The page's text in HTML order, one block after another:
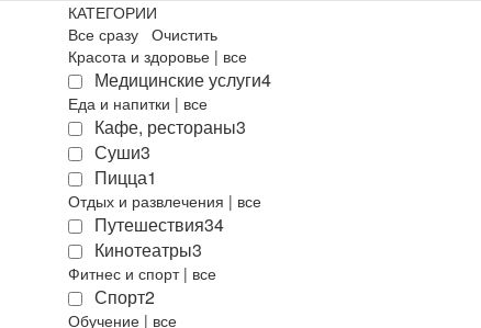
КАТЕГОРИИ
Все сразу Очистить
Красота и здоровье | все
Медицинские услуги4
Еда и напитки | все
Кафе, рестораны3
Суши3
Пицца1
Отдых и развлечения | все
Путешествия34
Кинотеатры3
Фитнес и спорт | все
Спорт2
Обучение | все